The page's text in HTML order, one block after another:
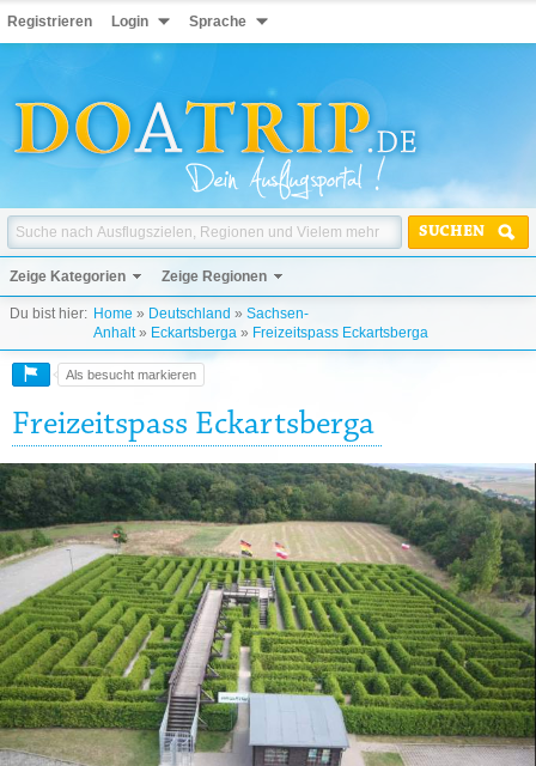
Registrieren Login Sprache
SUCHEN
Zeige Kategorien Zeige Regionen
Du bist hier: Home » Deutschland » Sachsen-
Anhalt» Eckartsberga » Freizeitspass Eckartsberga
Als besucht markieren
Freizeitspass Eckartsberga